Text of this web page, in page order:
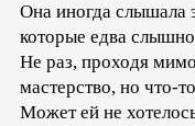
Она иногда слышала
которые едва
Не раз, проходя
мастерство, но что-
Может ей не